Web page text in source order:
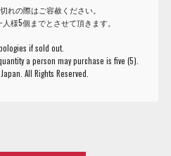
れの際はご容赦ください。
様5個までとさせて頂きます。
if sold out.
a person may purchase is five (5).
All Rights Reserved.